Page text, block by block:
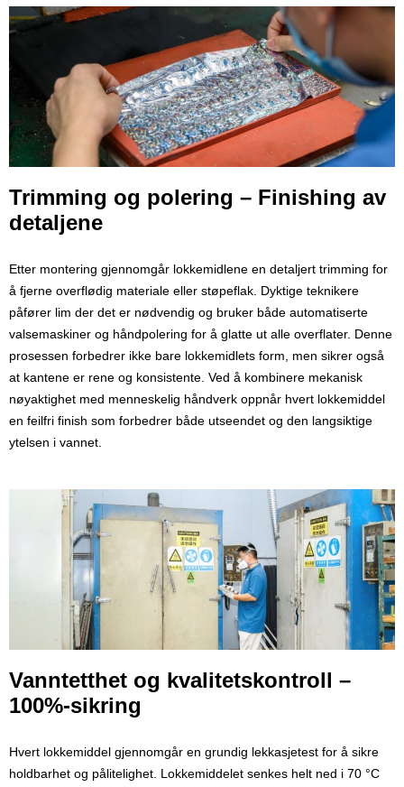
Trimming og polering – Finishing av
detaljene
Etter montering gjennomgår lokkemidlene en detaljert trimming for
å fjerne overflødig materiale eller støpeflak. Dyktige teknikere
påfører lim der det er nødvendig og bruker både automatiserte
valsemaskiner og håndpolering for å glatte ut alle overflater. Denne
prosessen forbedrer ikke bare lokkemidlets form, men sikrer også
at kantene er rene og konsistente. Ved å kombinere mekanisk
nøyaktighet med menneskelig håndverk oppnår hvert lokkemiddel
en feilfri finish som forbedrer både utseendet og den langsiktige
ytelsen i vannet.
Vanntetthet og kvalitetskontroll –
100%-sikring
Hvert lokkemiddel gjennomgår en grundig lekkasjetest for å sikre
holdbarhet og pålitelighet. Lokkemiddelet senkes helt ned i 70 °C